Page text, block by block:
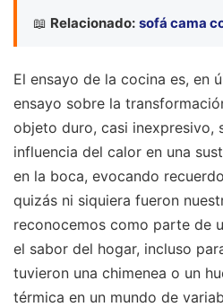
📖 Relacionado: sofá cama
El ensayo de la cocina es, en
ensayo sobre la
objeto duro, casi inexpresivo,
influencia del calor en una
en la boca, evocando
quizás ni siquiera fueron
reconocemos como parte de
el sabor del hogar, incluso
tuvieron una chimenea o un
térmica en un mundo de